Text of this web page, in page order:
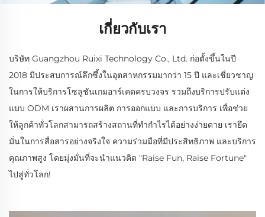
เกี่ยวกับเรา
บริษัท Guangzhou Ruixi Technology Co., Ltd. ก่อตั้งขึ้นในปี
2018 มีประสบการณ์ลึกซึ้งในอุตสาหกรรมมากว่า 15 ปี และเชี่ยวชาญ
ในการให้บริการโซลูชันเกมอาร์เคดครบวงจร รวมถึงบริการปรับแต่ง
แบบ ODM เราผสานการผลิต การออกแบบ และการบริการ เพื่อช่วย
ให้ลูกค้าทั่วโลกสามารถสร้างสถานที่ทำกำไรได้อย่างง่ายดาย เรายึด
มั่นในการสื่อสารอย่างจริงใจ ความร่วมมือที่มีประสิทธิภาพ และบริการ
คุณภาพสูง โดยมุ่งมั่นที่จะนำแนวคิด "Raise Fun, Raise Fortune"
ไปสู่ทั่วโลก!